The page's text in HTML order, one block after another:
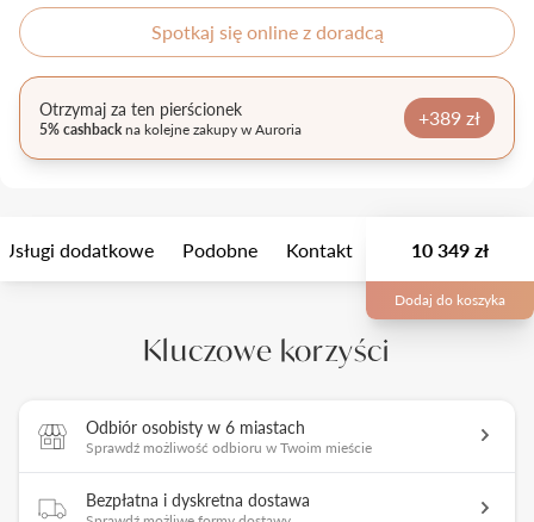
Spotkaj się online z doradcą
Otrzymaj za ten pierścionek
5% cashbackna kolejne zakupy w Auroria +389 zł
Usługi dodatkowe Podobne Kontakt 10 349 zł
Dodaj do koszyka
Kluczowe korzyści
Odbiór osobisty w 6 miastach
Sprawdź możliwość odbioru w Twoim mieście
Bezpłatna i dyskretna dostawa